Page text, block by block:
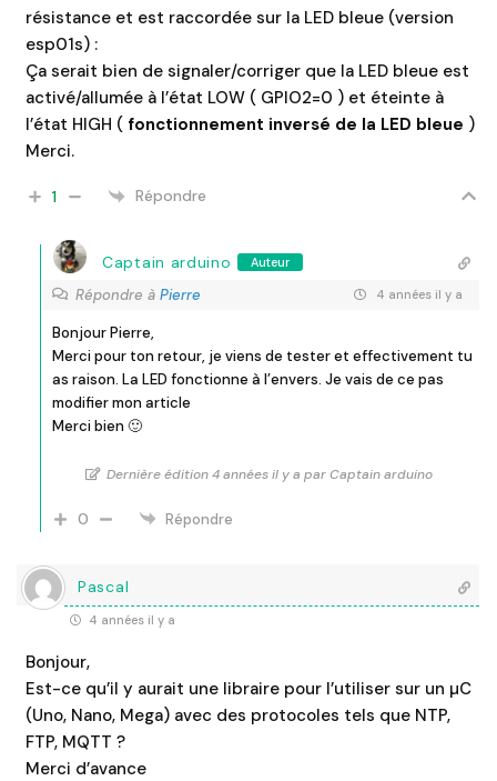
résistance et est raccordée sur la LED bleue (version
esp01s) :
Ça serait bien de signaler/corriger que la LED bleue est
activé/allumée à l’état LOW ( GPIO2=0 ) et éteinte à
l’état HIGH ( fonctionnement inversé de la LED bleue )
Merci.
1 Répondre
Captain arduino Auteur
Répondre à Pierre 4 années il y a
Bonjour Pierre,
Merci pour ton retour, je viens de tester et effectivement tu
as raison. La LED fonctionne à l’envers. Je vais de ce pas
modifier mon article
Merci bien 🙂
Dernière édition 4 années il y a par Captain arduino
0 Répondre
Pascal
4 années il y a
Bonjour,
Est-ce qu’il y aurait une libraire pour l’utiliser sur un µC
(Uno, Nano, Mega) avec des protocoles tels que NTP,
FTP, MQTT ?
Merci d’avance